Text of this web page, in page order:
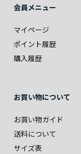
会員メニュー
マイページ
ポイント履歴
購入履歴
お買い物について
お買い物ガイド
送料について
サイズ表